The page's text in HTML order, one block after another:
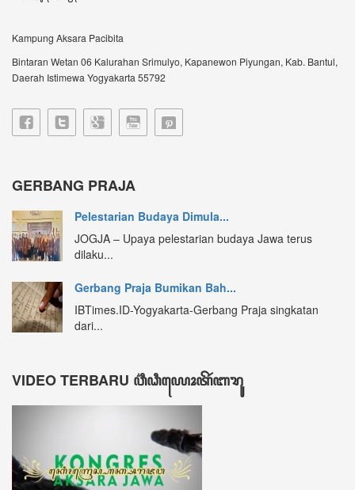
Kampung Aksara Pacibita
Bintaran Wetan 06 Kalurahan Srimulyo, Kapanewon Piyungan, Kab. Bantul,
Daerah Istimewa Yogyakarta 55792
GERBANG PRAJA
Pelestarian Budaya Dimula...
JOGJA – Upaya pelestarian budaya Jawa terus
dilaku...
Gerbang Praja Bumikan Bah...
IBTimes.ID-Yogyakarta-Gerbang Praja singkatan
dari...
VIDEO TERBARU ꦮ꦳ꦶꦣꦶꦪꦺꦴꦠꦼꦂꦧꦫꦸ